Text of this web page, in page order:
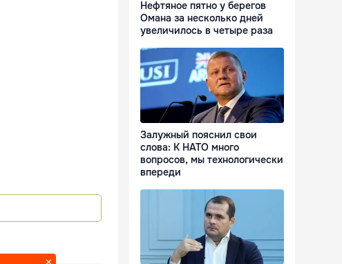
Нефтяное пятно у берегов
Омана за несколько дней
увеличилось в четыре раза
Залужный пояснил свои
слова: К НАТО много
вопросов, мы технологически
впереди